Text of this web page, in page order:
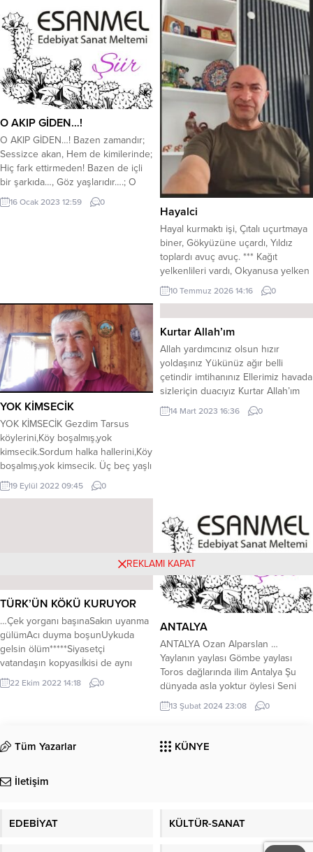
O AKIP GİDEN…!
O AKIP GİDEN…! Bazen zamandır;
Sessizce akan, Hem de kimilerinde;
Hiç fark ettirmeden! Bazen de içli
bir şarkıda…, Göz yaşlarıdır….; O
sessizce…, Akıp giden…! Mehmet
Aydalga
16 Ocak 2023 12:59 0
Hayalci
​Hayal kurmaktı işi, Çıtalı uçurtmaya
biner, Gökyüzüne uçardı, Yıldız
toplardı avuç avuç. *** ​Kağıt
yelkenlileri vardı, Okyanusa yelken
açardı. Bazen Everest’e kürek
çeker, Buzullarda sörf yapardı. *** ​
önemlisi, aşıktı. Galata’dan suya
atardı. *** ​Bir gün kayboldu,
Hayaller ülkesinden dönmedi geri.
Sonra...
10 Temmuz 2026 14:16 0
YOK KİMSECİK
YOK KİMSECİK Gezdim Tarsus
köylerini,Köy boşalmış,yok
kimsecik.Sordum halka hallerini,Köy
boşalmış,yok kimsecik. Üç beç yaşlı
karı koca,Bir cami var, bir de
hoca,Evlerde tütmüyor baca,Köy
dedim, buna sebep?Zor bir hayat,
boş...
19 Eylül 2022 09:45 0
Kurtar Allah’ım
Allah yardımcınız olsun hızır
yoldaşınız Yükünüz ağır belli
çetindir imtihanınız Ellerimiz havada
sizleriçin duacıyız Kurtar Allah’ım
depremdeki evsizleri * Haktır
senden gelen imtihander geçeriz
14 Mart 2023 16:36 0
TÜRK’ÜN KÖKÜ KURUYOR
…Çek yorganı başınaSakın uyanma
gülümAcı duyma boşunUykuda
gelsin ölüm*****Siyasetçi
vatandaşın kopyasıİkisi de aynı
yerde duruyor..Ne ülküsü kaldı ne
ütopyasıBir nalına bir mıhına
şekilHerkes üstümüze oyun
mıdır, bunda mı?Azınlığa düşmüş..
umurunda mı?Son Türk Devletinin
22 Ekim 2022 14:18 0
ANTALYA
ANTALYA Ozan Alparslan …
Yaylanın yaylası Gömbe yaylası
Toros dağlarında ilim Antalya Şu
dünyada asla yoktur öylesi Seni
över seni dilim Antalya Erenler ben
Antalya’da Kaşta’yım Asla sonda
yirmi altı yaştayım Bizim hayatımız
filim Antalya Mustafa başkanım pek
13 Şubat 2024 23:08 0
Tüm Yazarlar KÜNYE
İletişim
EDEBİYAT KÜLTÜR-SANAT
REKLAMI KAPAT